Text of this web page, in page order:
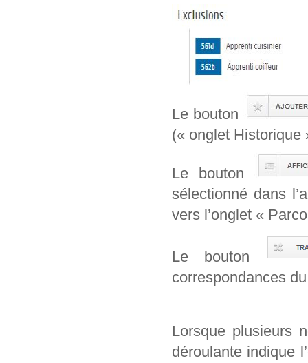
Le bouton
(« onglet Historique
Le bouton
sélectionné dans
vers l’onglet «
Le bouton
correspondances
Lorsque plusieurs
déroulante indique